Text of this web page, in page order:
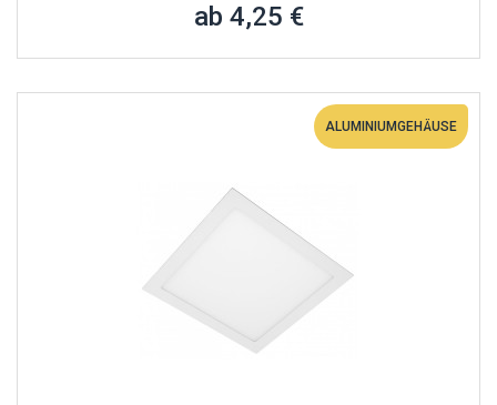
ab 4,25 €
ALUMINIUMGEHÄUSE